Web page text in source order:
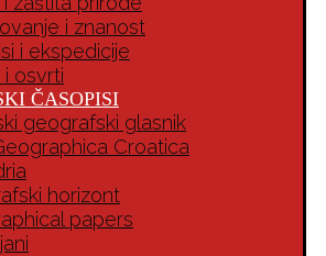
i znanost
i ekspedicije
i osvrti
ČASOPISI
geografski glasnik
Croatica
horizont
papers